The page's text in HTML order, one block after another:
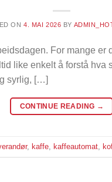
ON4. MAI 2026 BY
For mange
like enkelt å forstå hva
syrlig, […]
CONTINUE READING →
, kaffe kaffeautomat